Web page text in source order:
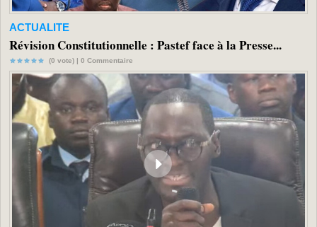
ACTUALITE
Révision Constitutionnelle : Pastef face à la Presse...
(0 vote) | 0 Commentaire